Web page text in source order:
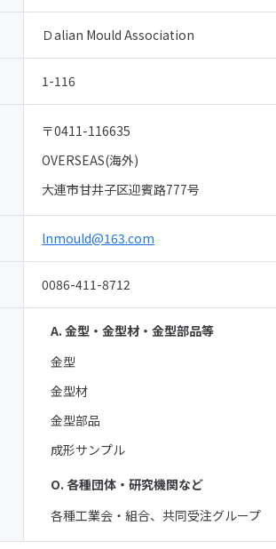
Ｄalian Mould Association
1-116
〒0411-116635
OVERSEAS(海外)
大連市甘井子区迎賓路777号
lnmould@163.com
0086-411-8712
A. 金型・金型材・金型部品等
金型
金型材
金型部品
成形サンプル
O. 各種団体・研究機関など
各種工業会・組合、共同受注グループ